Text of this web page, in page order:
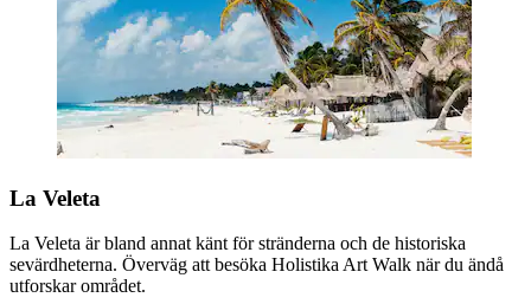
La Veleta
La Veleta är bland annat känt för stränderna och de historiska
sevärdheterna. Överväg att besöka Holistika Art Walk när du ändå
utforskar området.